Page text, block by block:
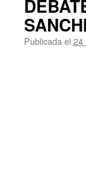
Publicada el 24